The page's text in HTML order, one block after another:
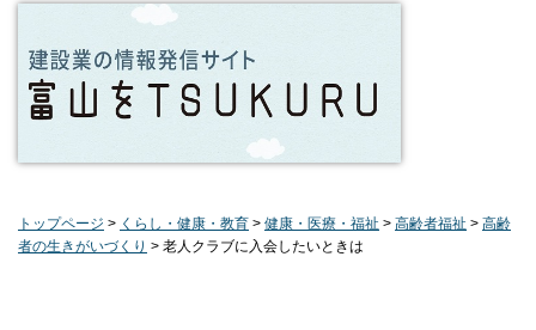
トップページ > くらし・健康・教育 > 健康・医療・福祉 > 高齢者福祉 > 高齢
者の生きがいづくり > 老人クラブに入会したいときは